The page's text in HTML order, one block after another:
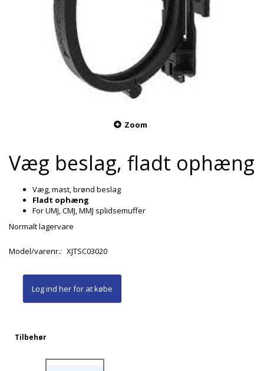
Zoom
Væg beslag, fladt ophæng
Væg, mast, brønd beslag
Fladt ophæng
For UMJ, CMJ, MMJ splidsemuffer
Normalt lagervare
Model/varenr.: XJTSC03020
Log ind herfor at købe
Tilbehør